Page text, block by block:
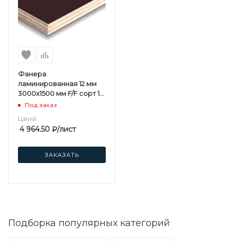
Фанера
ламинированная 12 мм
3000х1500 мм F/F сорт 1/1
березовая
Под заказ
Цена:
4 964.50 ₽/лист
ЗАКАЗАТЬ
Подборка популярных категорий